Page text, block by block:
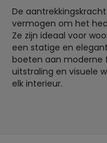
De
vermogen om het
Ze zijn ideaal voor
een statige en
boeten aan moderne
uitstraling en visuele
elk interieur.